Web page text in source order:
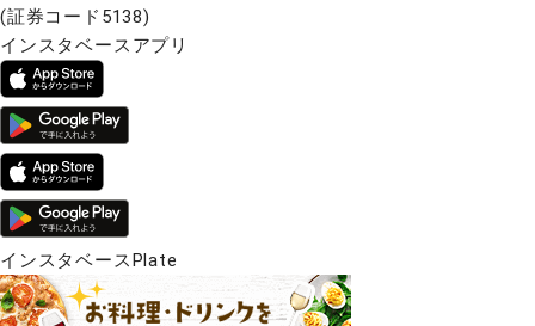
(証券コード5138)
インスタベースアプリ
インスタベースPlate